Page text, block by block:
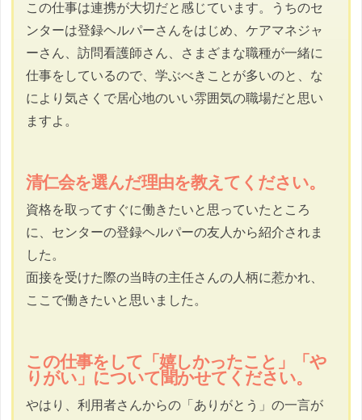
この仕事は連携が大切だと感じています。うちのセ
ンターは登録ヘルパーさんをはじめ、ケアマネジャ
ーさん、訪問看護師さん、さまざまな職種が一緒に
仕事をしているので、学ぶべきことが多いのと、な
により気さくで居心地のいい雰囲気の職場だと思い
ますよ。
清仁会を選んだ理由を教えてください。
資格を取ってすぐに働きたいと思っていたところ
に、センターの登録ヘルパーの友人から紹介されま
した。
面接を受けた際の当時の主任さんの人柄に惹かれ、
ここで働きたいと思いました。
この仕事をして「嬉しかったこと」「や
りがい」について聞かせてください。
やはり、利用者さんからの「ありがとう」の一言が